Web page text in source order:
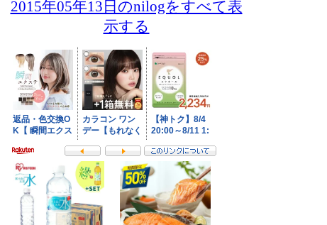
2015年05年13日のnilogをすべて表
示する